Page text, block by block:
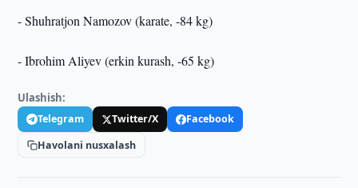
- Shuhratjon Namozov (karate, -84 kg)
- Ibrohim Aliyev (erkin kurash, -65 kg)
Ulashish:
Telegram Twitter/X
Facebook
Havolani nusxalash